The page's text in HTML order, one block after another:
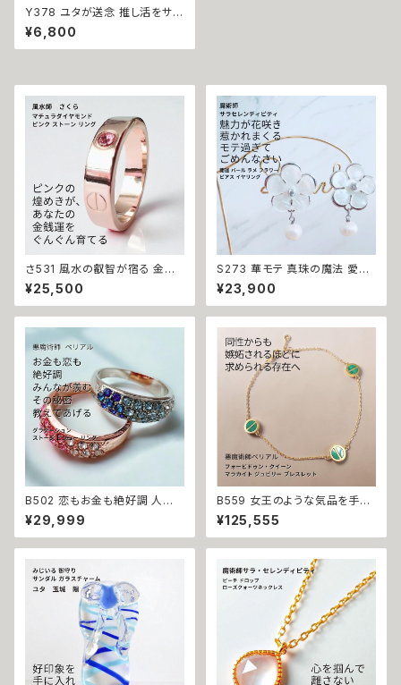
Y378 ユタが送念 推し活をサポ
ート 憧れを引き寄せる もっと近
くへ【あんしぇー珠】ガラスチャー
ム 抽せん運 席運 くじ運 引き寄
ー 成就
¥6,800
さ531 風水の叡智が宿る 金運
も恋もすべてが流れ出す【開運】
風水 ゴールド マチュラダイヤモ
ンド ピンク ストーン リング さく
リー お守り 吉方位 財運 金運
パワーストーン おまじない 開運
上品 かわいい
¥25,500
S273 華モテ 真珠の魔法 愛さ
れ上手な人気者へ 開運 パール
ラメ フラワー ピアス イヤリング
ウィッカの３つの魔法 花 人気 モ
アップ 幸運 召致 潜在能力 魔術
魔法 おまじない 白魔法 強力 ア
クセサリー パワーストーン
¥23,900
B502 恋もお金も絶好調 人生
に楽しみを見出す 私は最強 マ
チュラダイヤモンド グラデーショ
ン ストーン ビジュー リング 悪
魔術 おまじない 呪 本物 魔術師
魔法 強力 出会い 相思相愛 仲
間 豊かさ 願いを叶える グラデ
¥29,999
B559 女王のような気品を手に
する フォービドゥン・クイーン L
OVE マラカイト ジュビリー ブレ
スレット K10 女王の恋愛魔術
魔術 悪魔術師 べリアル 願望成
就 アクセサリー ブレスレット 魔
術 強力 悪魔術 黒魔術 おまじ
ない 呪 本物 魔術師 魔法 恋愛
成就 略奪 ライバル 縁結び お守
¥125,555